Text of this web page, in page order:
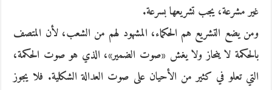
غير مشرعة، يجب تشريعها بسرعة.
ومن يضع التشريع هم الحكماء، المشهود لهم من الشعب، لأن المتصف
بالحكمة لا ينحاز ولا يغش «صوت الضمير»، الذي هو صوت الحكمة،
التي تعلو في كثير من الأحيان على صوت العدالة الشكلية. فلا يجوز